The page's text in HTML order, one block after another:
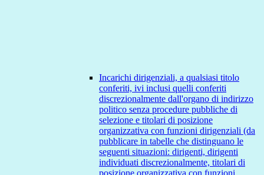
Incarichi dirigenziali, a qualsiasi titolo
conferiti, ivi inclusi quelli conferiti
discrezionalmente dall'organo di indirizzo
politico senza procedure pubbliche di
selezione e titolari di posizione
organizzativa con funzioni dirigenziali (da
pubblicare in tabelle che distinguano le
seguenti situazioni: dirigenti, dirigenti
individuati discrezionalmente, titolari di